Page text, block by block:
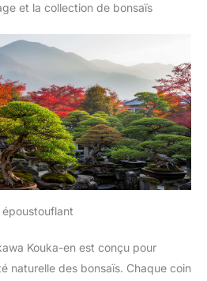
et la collection de bonsaïs
Kouka-en est conçu pour
naturelle des bonsaïs. Chaque coin